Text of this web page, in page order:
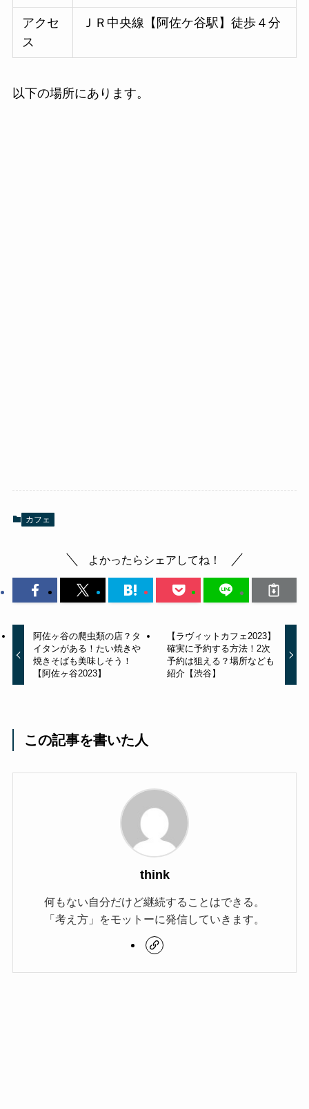
アクセ
ス
ＪＲ中央線【阿佐ケ谷駅】徒歩４分
以下の場所にあります。
カフェ
よかったらシェアしてね！
阿佐ヶ谷の爬虫類の店？タ
イタンがある！たい焼きや
焼きそばも美味しそう！
【阿佐ヶ谷2023】
【ラヴィットカフェ2023】
確実に予約する方法！2次
予約は狙える？場所なども
紹介【渋谷】
この記事を書いた人
think
何もない自分だけど継続することはできる。
「考え方」をモットーに発信していきます。